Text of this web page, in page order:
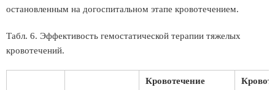
остановленным на догоспитальном этапе кровотечением.
Табл. 6. Эффективость гемостатической терапии тяжелых
кровотечений.
Кровотечение